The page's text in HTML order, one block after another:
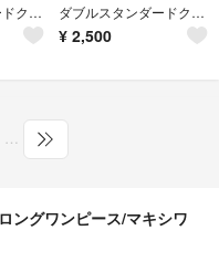
ダブルスタンダードクロージング ヒロインマキシワンピ 黒 フリル 38 D404 ダブルスタンダードクロージング ダブスタ ワンピース F 紺
¥ 2,500
…
ングワンピース/マキシワ